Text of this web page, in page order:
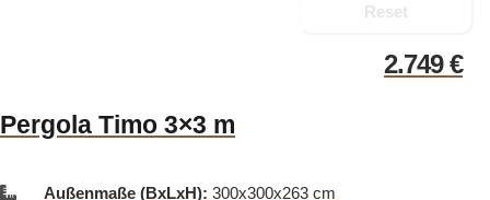
Reset
2.749€
Pergola Timo 3×3 m
Außenmaße (BxLxH): 300x300x263 cm